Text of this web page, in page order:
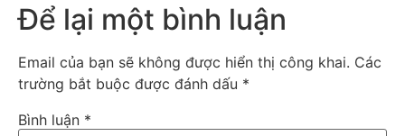
Để lại một bình luận
Email của bạn sẽ không được hiển thị công khai. Các
trường bắt buộc được đánh dấu *
Bình luận *